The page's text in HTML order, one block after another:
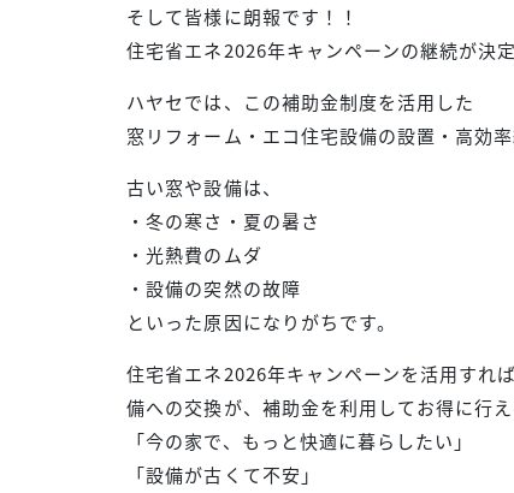
そして皆様に朗報です！！
住宅省エネ2026年キャンペーンの継続が決
ハヤセでは、この補助金制度を活用した
窓リフォーム・エコ住宅設備の設置・高効
古い窓や設備は、
・冬の寒さ・夏の暑さ
・光熱費のムダ
・設備の突然の故障
といった原因になりがちです。
住宅省エネ2026年キャンペーンを活用すれ
備への交換が、補助金を利用してお得に行え
「今の家で、もっと快適に暮らしたい」
「設備が古くて不安」